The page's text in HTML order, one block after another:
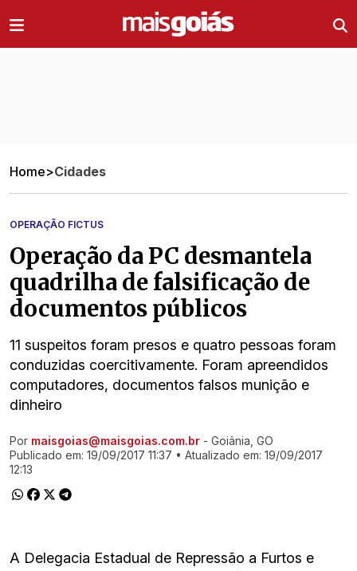
Home>Cidades
OPERAÇÃO FICTUS
Operação da PC desmantela
quadrilha de falsificação de
documentos públicos
11 suspeitos foram presos e quatro pessoas foram
conduzidas coercitivamente. Foram apreendidos
computadores, documentos falsos munição e
dinheiro
Ir direto pra matéria
Por maisgoias@maisgoias.com.br - Goiânia, GO
Publicado em: 19/09/2017 11:37 • Atualizado em: 19/09/2017
12:13
A Delegacia Estadual de Repressão a Furtos e